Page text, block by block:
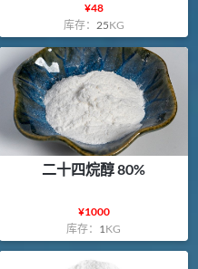
¥48
库存： 25KG
二十四烷醇 80%
¥1000
库存： 1 KG